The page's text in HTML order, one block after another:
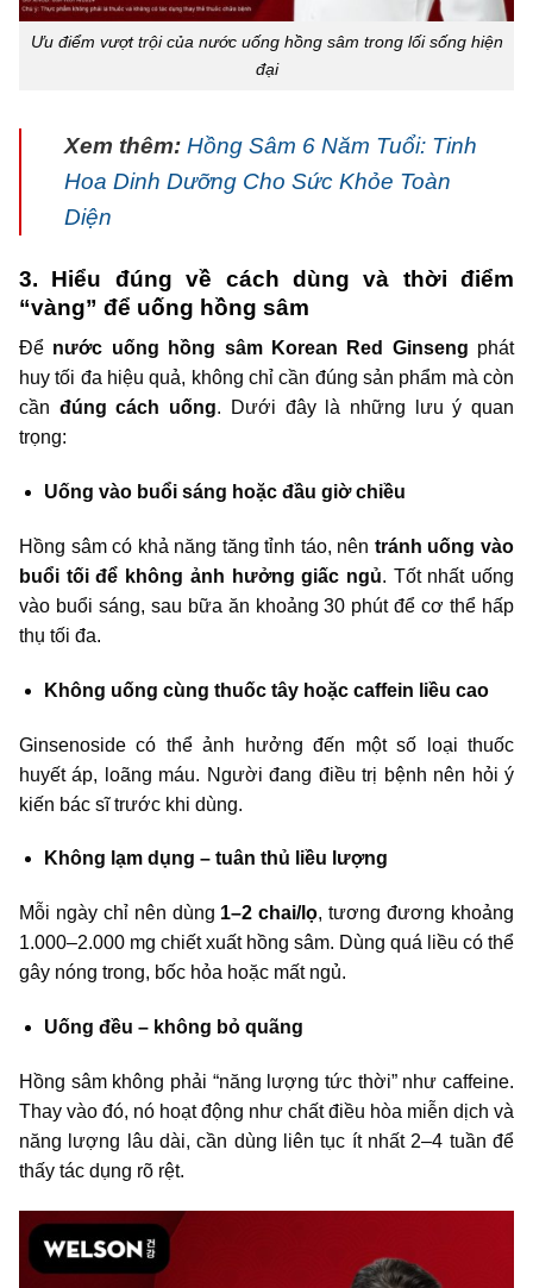
Ưu điểm vượt trội của nước uống hồng sâm trong lối sống hiện
đại
Xem thêm: Hồng Sâm 6 Năm Tuổi: Tinh
Hoa Dinh Dưỡng Cho Sức Khỏe Toàn
Diện
3. Hiểu đúng về cách dùng và thời điểm
“vàng” để uống hồng sâm
Để nước uống hồng sâm Korean Red Ginseng phát
huy tối đa hiệu quả, không chỉ cần đúng sản phẩm mà còn
cần đúng cách uống. Dưới đây là những lưu ý quan
trọng:
Uống vào buổi sáng hoặc đầu giờ chiều
Hồng sâm có khả năng tăng tỉnh táo, nên tránh uống vào
buổi tối để không ảnh hưởng giấc ngủ. Tốt nhất uống
vào buổi sáng, sau bữa ăn khoảng 30 phút để cơ thể hấp
thụ tối đa.
Không uống cùng thuốc tây hoặc caffein liều cao
Ginsenoside có thể ảnh hưởng đến một số loại thuốc
huyết áp, loãng máu. Người đang điều trị bệnh nên hỏi ý
kiến bác sĩ trước khi dùng.
Không lạm dụng – tuân thủ liều lượng
Mỗi ngày chỉ nên dùng 1–2 chai/lọ, tương đương khoảng
1.000–2.000 mg chiết xuất hồng sâm. Dùng quá liều có thể
gây nóng trong, bốc hỏa hoặc mất ngủ.
Uống đều – không bỏ quãng
Hồng sâm không phải “năng lượng tức thời” như caffeine.
Thay vào đó, nó hoạt động như chất điều hòa miễn dịch và
năng lượng lâu dài, cần dùng liên tục ít nhất 2–4 tuần để
thấy tác dụng rõ rệt.